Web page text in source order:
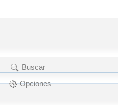
Buscar
Opciones